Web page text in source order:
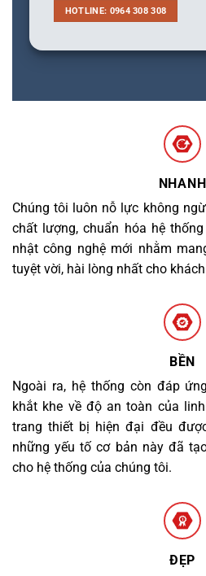
HOTLINE: 0964 308 308
NHANH
Chúng tôi luôn nỗ lực không
chất lượng, chuẩn hóa hệ
nhật công nghệ mới nhằm
tuyệt vời, hài lòng nhất cho
BỀN
Ngoài ra, hệ thống còn đáp
khắt khe về độ an toàn của
trang thiết bị hiện đại đều
những yếu tố cơ bản này đã
cho hệ thống của chúng tôi.
ĐẸP